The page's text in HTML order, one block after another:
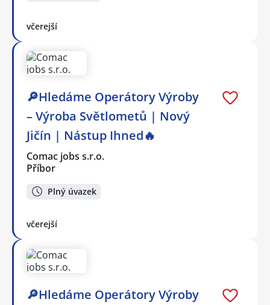
včerejší
🔎Hledáme Operátory Výroby
– Výroba Světlometů | Nový
Jičín | Nástup Ihned🔥
Comac jobs s.r.o.
Příbor
Plný úvazek
včerejší
🔎Hledáme Operátory Výroby